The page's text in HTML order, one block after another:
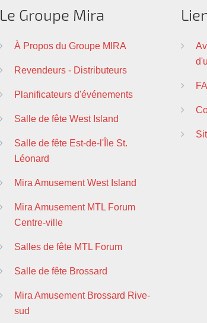
Le Groupe Mira
À Propos du Groupe MIRA
Revendeurs - Distributeurs
Planificateurs d'événements
Salle de fête West Island
Salle de fête Est-de-l'Île St.
Léonard
Mira Amusement West Island
Mira Amusement MTL Forum
Centre-ville
Salles de fête MTL Forum
Salle de fête Brossard
Mira Amusement Brossard Rive-
sud